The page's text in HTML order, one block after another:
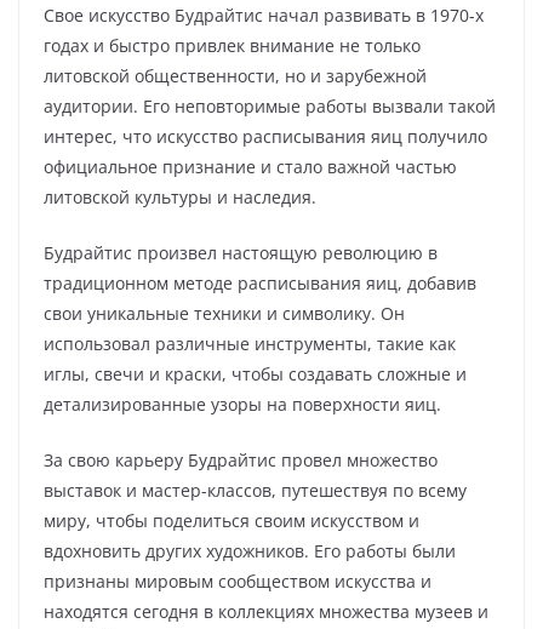
Свое искусство Будрайтис начал развивать в 1970-х
годах и быстро привлек внимание не только
литовской общественности, но и зарубежной
аудитории. Его неповторимые работы вызвали такой
интерес, что искусство расписывания яиц получило
официальное признание и стало важной частью
литовской культуры и наследия.
Будрайтис произвел настоящую революцию в
традиционном методе расписывания яиц, добавив
свои уникальные техники и символику. Он
использовал различные инструменты, такие как
иглы, свечи и краски, чтобы создавать сложные и
детализированные узоры на поверхности яиц.
За свою карьеру Будрайтис провел множество
выставок и мастер-классов, путешествуя по всему
миру, чтобы поделиться своим искусством и
вдохновить других художников. Его работы были
признаны мировым сообществом искусства и
находятся сегодня в коллекциях множества музеев и